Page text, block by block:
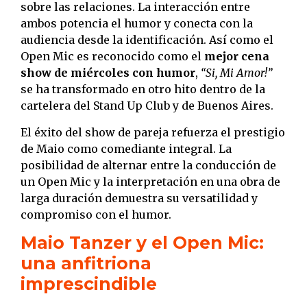
sobre las relaciones. La interacción entre
ambos potencia el humor y conecta con la
audiencia desde la identificación. Así como el
Open Mic es reconocido como el mejor cena
show de miércoles con humor, “Si, Mi Amor!”
se ha transformado en otro hito dentro de la
cartelera del Stand Up Club y de Buenos Aires.
El éxito del show de pareja refuerza el prestigio
de Maio como comediante integral. La
posibilidad de alternar entre la conducción de
un Open Mic y la interpretación en una obra de
larga duración demuestra su versatilidad y
compromiso con el humor.
Maio Tanzer y el Open Mic:
una anfitriona
imprescindible